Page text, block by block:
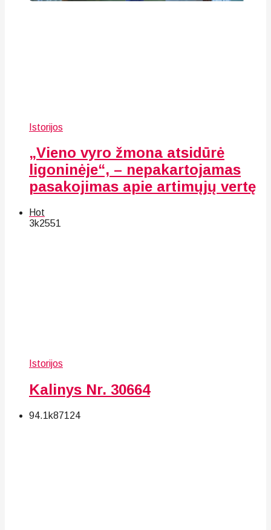
Istorijos
„Vieno vyro žmona atsidūrė
ligoninėje“, – nepakartojamas
pasakojimas apie artimųjų vertę
Hot
3k2551
Istorijos
Kalinys Nr. 30664
94.1k87124